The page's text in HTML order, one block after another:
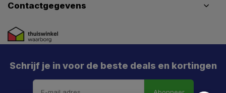
Contactgegevens
Schrijf je in voor de beste deals en kortingen